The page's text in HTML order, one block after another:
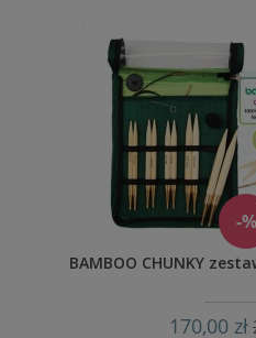
-%
BAMBOO CHUNKY
170,00 zł